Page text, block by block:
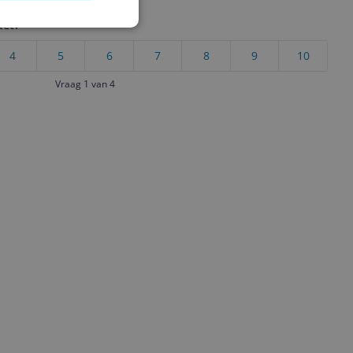
10
9
8
7
6
5
4
Vraag 1 van 4